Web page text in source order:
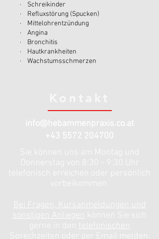
· Schreikinder
· Refluxstörung (Spucken)
· Mittelohrentzündung
· Angina
· Bronchitis
· Hautkrankheiten
· Wachstumsschmerzen
info@hebammenpraxis.co.at
+43 5572 204700
Sie können uns am Montag und
Donnerstag von 8:30 - 9:30 Uhr
telefonisch erreichen oder persönlich
vorbeikommen.
Bei Fragen, Kursanmeldungen und
sonstigen Anliegen können Sie sich
gerne in den telefonischen
Sprechzeiten oder
per Email melden